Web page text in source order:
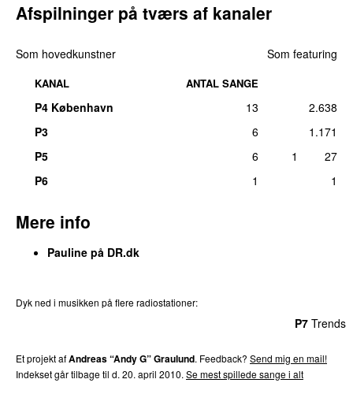
Afspilninger på tværs af kanaler
Som hovedkunstner Som featuring
KANAL ANTAL SANGE
P4 København 13
2.638
P3
6
1.171
P5
6 1
27
P6
1 1
Mere info
Pauline på DR.dk
Dyk ned i musikken på flere radiostationer:
P7 Trends
Et projekt afAndreas “Andy G” Graulund. Feedback? Send mig en mail!
Indekset går tilbage til d. 20. april 2010. Se mest spillede sange i alt